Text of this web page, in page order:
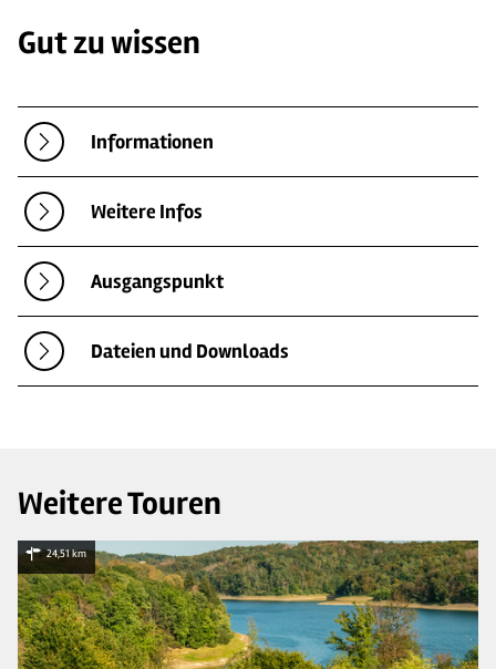
Gut zu wissen
Informationen
Weitere Infos
Ausgangspunkt
Dateien und Downloads
Weitere Touren
24,51 km